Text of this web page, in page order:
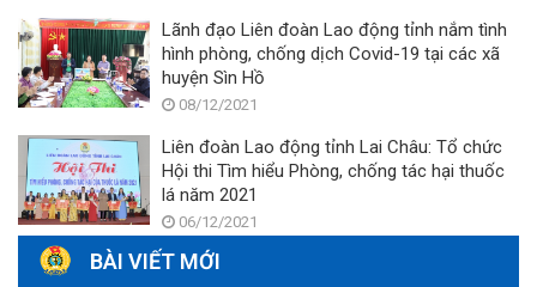
Lãnh đạo Liên đoàn Lao động tỉnh nắm tình
hình phòng, chống dịch Covid-19 tại các xã
huyện Sìn Hồ
08/12/2021
Liên đoàn Lao động tỉnh Lai Châu: Tổ chức
Hội thi Tìm hiểu Phòng, chống tác hại thuốc
lá năm 2021
06/12/2021
BÀI VIẾT MỚI